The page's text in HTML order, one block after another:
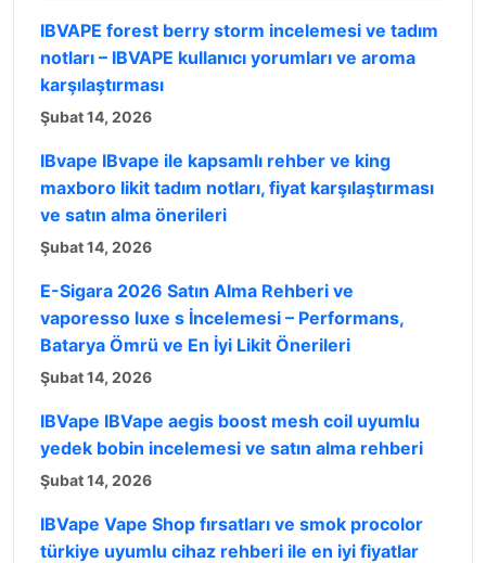
IBVAPE forest berry storm incelemesi ve tadım
notları – IBVAPE kullanıcı yorumları ve aroma
karşılaştırması
Şubat 14, 2026
IBvape IBvape ile kapsamlı rehber ve king
maxboro likit tadım notları, fiyat karşılaştırması
ve satın alma önerileri
Şubat 14, 2026
E-Sigara 2026 Satın Alma Rehberi ve
vaporesso luxe s İncelemesi – Performans,
Batarya Ömrü ve En İyi Likit Önerileri
Şubat 14, 2026
IBVape IBVape aegis boost mesh coil uyumlu
yedek bobin incelemesi ve satın alma rehberi
Şubat 14, 2026
IBVape Vape Shop fırsatları ve smok procolor
türkiye uyumlu cihaz rehberi ile en iyi fiyatlar